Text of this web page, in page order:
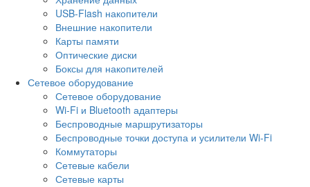
USB-Flash накопители
Внешние накопители
Карты памяти
Оптические диски
Боксы для накопителей
Сетевое оборудование
Сетевое оборудование
Wi-Fi и Bluetooth адаптеры
Беспроводные маршрутизаторы
Беспроводные точки доступа и усилители Wi-Fi
Коммутаторы
Сетевые кабели
Сетевые карты